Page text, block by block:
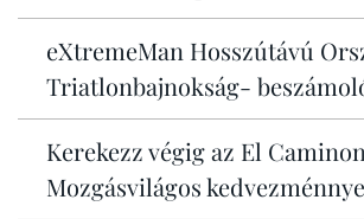
eXtremeMan Hosszútávú
Triatlonbajnokság-
Kerekezz végig az El
Mozgásvilágos